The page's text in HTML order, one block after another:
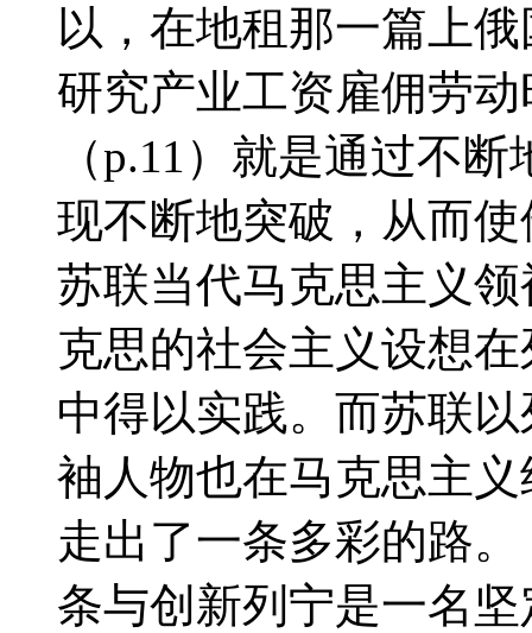
以，在地租那一篇上
研究产业工资雇佣劳
（р.11）就是通过不
现不断地突破，从而
苏联当代马克思主义
克思的社会主义设想
中得以实践。而苏联
袖人物也在马克思主
走出了一条多彩的路
条与创新列宁是一名